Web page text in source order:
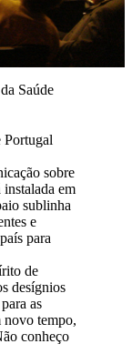
Saúde
Portugal
sobre
em
sublinha
e
para
de
desígnios
as
novo tempo,
conheço